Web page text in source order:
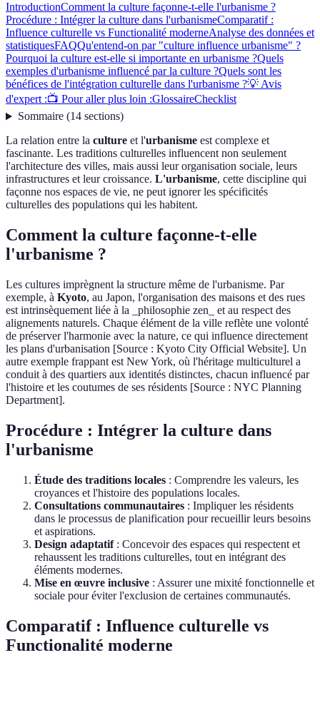
IntroductionComment la culture façonne-t-elle l'urbanisme ?
Procédure : Intégrer la culture dans l'urbanismeComparatif :
Influence culturelle vs Functionalité moderneAnalyse des données et
statistiquesFAQQu'entend-on par "culture influence urbanisme" ?
Pourquoi la culture est-elle si importante en urbanisme ?Quels
exemples d'urbanisme influencé par la culture ?Quels sont les
bénéfices de l'intégration culturelle dans l'urbanisme ?💡 Avis
d'expert :📺 Pour aller plus loin :GlossaireChecklist
Sommaire(14 sections)
La relation entre la culture et l'urbanisme est complexe et
fascinante. Les traditions culturelles influencent non seulement
l'architecture des villes, mais aussi leur organisation sociale, leurs
infrastructures et leur croissance. L'urbanisme, cette discipline qui
façonne nos espaces de vie, ne peut ignorer les spécificités
culturelles des populations qui les habitent.
Comment la culture façonne-t-elle
l'urbanisme ?
Les cultures imprègnent la structure même de l'urbanisme. Par
exemple, à Kyoto, au Japon, l'organisation des maisons et des rues
est intrinsèquement liée à la _philosophie zen_ et au respect des
alignements naturels. Chaque élément de la ville reflète une volonté
de préserver l'harmonie avec la nature, ce qui influence directement
les plans d'urbanisation [Source : Kyoto City Official Website]. Un
autre exemple frappant est New York, où l'héritage multiculturel a
conduit à des quartiers aux identités distinctes, chacun influencé par
l'histoire et les coutumes de ses résidents [Source : NYC Planning
Department].
Procédure : Intégrer la culture dans
l'urbanisme
Étude des traditions locales : Comprendre les valeurs, les
croyances et l'histoire des populations locales.
Consultations communautaires : Impliquer les résidents
dans le processus de planification pour recueillir leurs besoins
et aspirations.
Design adaptatif: Concevoir des espaces qui respectent et
rehaussent les traditions culturelles, tout en intégrant des
éléments modernes.
Mise en œuvre inclusive : Assurer une mixité fonctionnelle et
sociale pour éviter l'exclusion de certaines communautés.
Comparatif : Influence culturelle vs
Functionalité moderne